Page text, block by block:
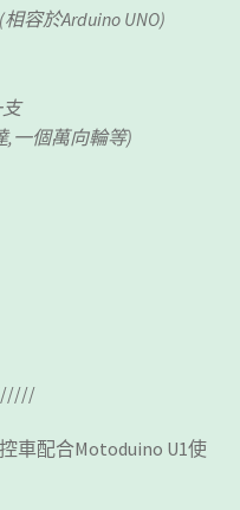
(相容於Arduino UNO)
,一個萬向輪等)
車配合Motoduino U1使